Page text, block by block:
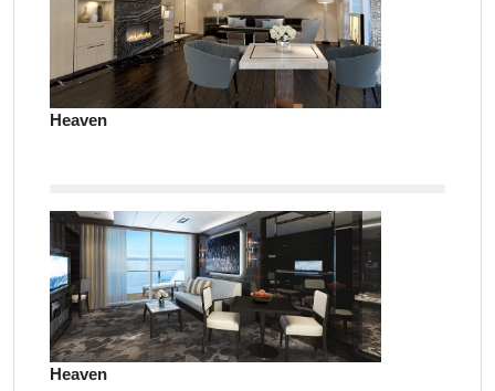
Heaven
Heaven